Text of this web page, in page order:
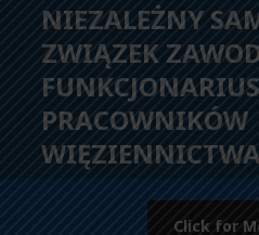
NIEZALEŻNY
ZWIĄZEK
PRACOWNIKÓW
Click for